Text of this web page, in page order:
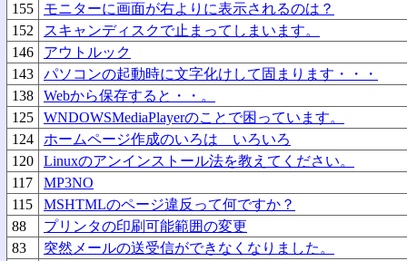
155
モニターに画面が右よりに表示されるのは？
152
スキャンディスクで止まってしまいます。
146
アウトルック
143
パソコンの起動時に文字化けして固まります・・・
138
Webから保存すると・・。
125
WNDOWSMediaPlayerのことで困っています。
124
ホームページ作成のいろは いろいろ
120
Linuxのアンインストール法を教えてください。
117
MP3NO
115
MSHTMLのページ違反って何ですか？
88
プリンタの印刷可能範囲の変更
83
突然メールの送受信ができなくなりました。